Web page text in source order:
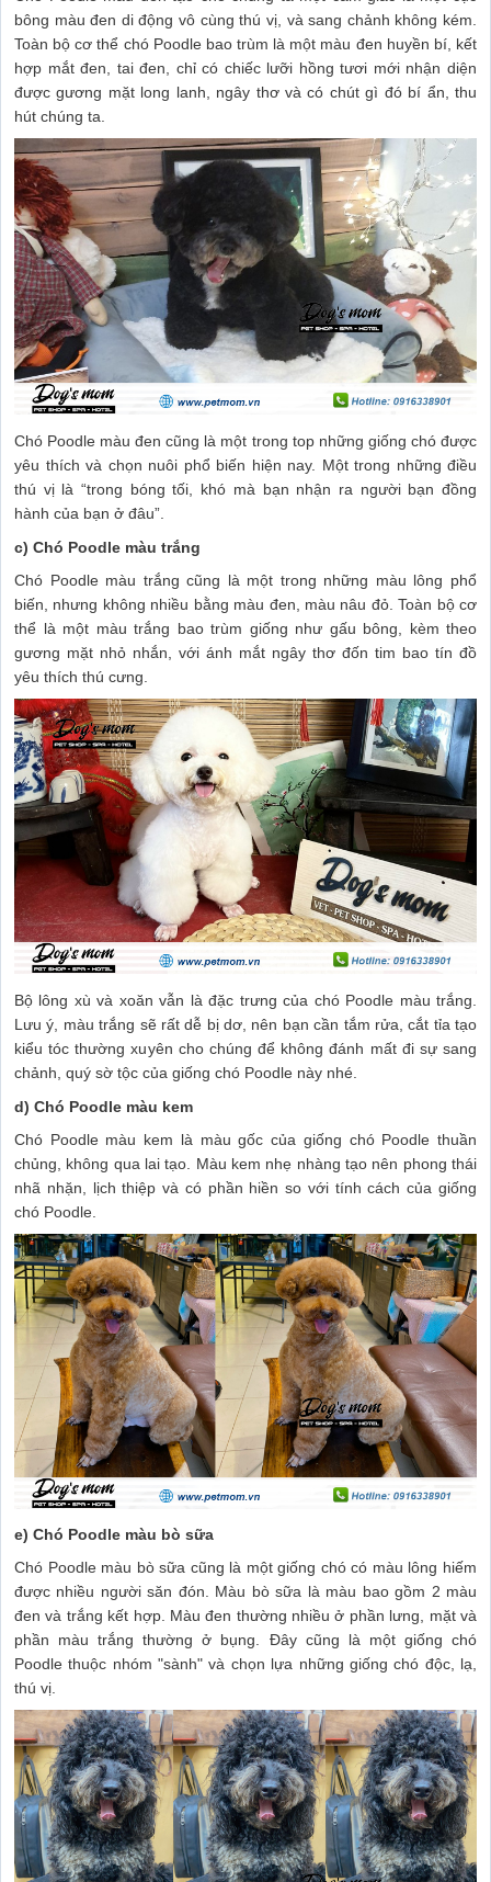
bông màu đen di động vô cùng thú vị, và sang chảnh không kém.
Toàn bộ cơ thể chó Poodle bao trùm là một màu đen huyền bí, kết
hợp mắt đen, tai đen, chỉ có chiếc lưỡi hồng tươi mới nhận diện
được gương mặt long lanh, ngây thơ và có chút gì đó bí ẩn, thu
hút chúng ta.
Chó Poodle màu đen cũng là một trong top những giống chó được
yêu thích và chọn nuôi phổ biến hiện nay. Một trong những điều
thú vị là “trong bóng tối, khó mà bạn nhận ra người bạn đồng
hành của bạn ở đâu”.
c) Chó Poodle màu trắng
Chó Poodle màu trắng cũng là một trong những màu lông phổ
biến, nhưng không nhiều bằng màu đen, màu nâu đỏ. Toàn bộ cơ
thể là một màu trắng bao trùm giống như gấu bông, kèm theo
gương mặt nhỏ nhắn, với ánh mắt ngây thơ đốn tim bao tín đồ
yêu thích thú cưng.
Bộ lông xù và xoăn vẫn là đặc trưng của chó Poodle màu trắng.
Lưu ý, màu trắng sẽ rất dễ bị dơ, nên bạn cần tắm rửa, cắt tỉa tạo
kiểu tóc thường xuyên cho chúng để không đánh mất đi sự sang
chảnh, quý sờ tộc của giống chó Poodle này nhé.
d) Chó Poodle màu kem
Chó Poodle màu kem là màu gốc của giống chó Poodle thuần
chủng, không qua lai tạo. Màu kem nhẹ nhàng tạo nên phong thái
nhã nhặn, lịch thiệp và có phần hiền so với tính cách của giống
chó Poodle.
e) Chó Poodle màu bò sữa
Chó Poodle màu bò sữa cũng là một giống chó có màu lông hiếm
được nhiều người săn đón. Màu bò sữa là màu bao gồm 2 màu
đen và trắng kết hợp. Màu đen thường nhiều ở phần lưng, mặt và
phần màu trắng thường ở bụng. Đây cũng là một giống chó
Poodle thuộc nhóm "sành" và chọn lựa những giống chó độc, lạ,
thú vị.